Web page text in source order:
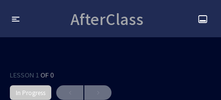
AfterClass
LESSON 1OF 0
In Progress